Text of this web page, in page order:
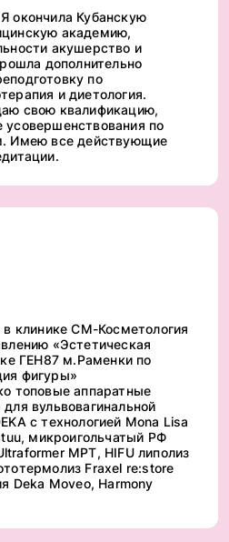
окончила Кубанскую
академию,
акушерство и
дополнительно
по
и диетология.
свою квалификацию,
по
Имею все действующие
клинике СМ-Косметология
«Эстетическая
ГЕН87 м.Раменки по
фигуры»
топовые аппаратные
вульвовагинальной
с технологией Mona Lisa
микроигольчатый РФ
MPT, HIFU липолиз
Fraxel re:store
Deka Moveo, Harmony